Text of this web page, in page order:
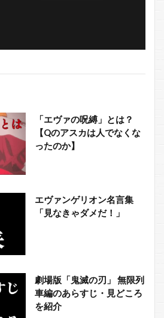
「エヴァの呪縛」とは？
【Qのアスカは人でなくな
ったのか】
エヴァンゲリオン名言集
「見なきゃダメだ！」
劇場版「鬼滅の刃」 無限列
車編のあらすじ・見どころ
を紹介